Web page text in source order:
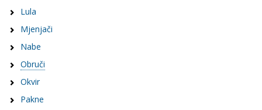
Lula
Mjenjači
Nabe
Obruči
Okvir
Pakne